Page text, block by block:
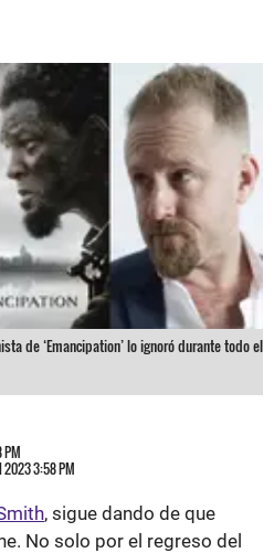
de ‘Emancipation’ lo ignoró durante todo el
PM
2023 3:58 PM
, sigue dando de que
No solo por el regreso del